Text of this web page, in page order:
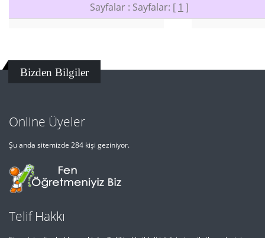
Sayfalar : Sayfalar: [ 1 ]
Bizden Bilgiler
Online Üyeler
Şu anda sitemizde 284 kişi geziniyor.
Telif Hakkı